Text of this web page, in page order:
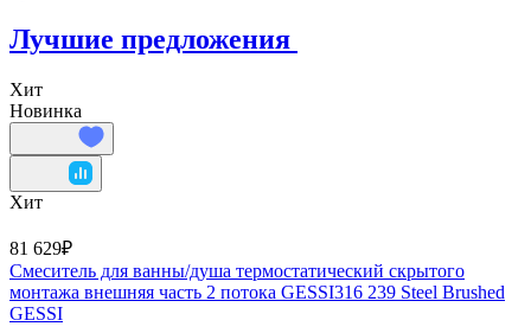
Лучшие предложения
Хит
Новинка
Хит
81 629₽
Смеситель для ванны/душа термостатический скрытого
монтажа внешняя часть 2 потока GESSI316 239 Steel Brushed
GESSI